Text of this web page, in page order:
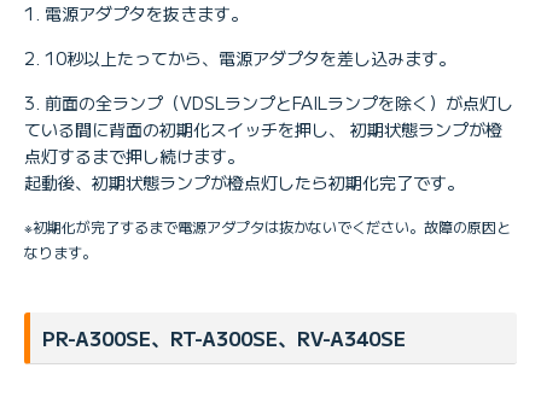
電源アダプタを抜きます。
10秒以上たってから、電源アダプタを差し込みます。
前面の全ランプ（VDSLランプとFAILランプを除く）が点灯し
ている間に背面の初期化スイッチを押し、 初期状態ランプが橙
点灯するまで押し続けます。
起動後、初期状態ランプが橙点灯したら初期化完了です。
※初期化が完了するまで電源アダプタは抜かないでください。故障の原因と
なります。
PR-A300SE、RT-A300SE、RV-A340SE